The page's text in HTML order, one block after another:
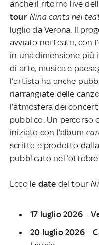
anche il ritorno live
tour Nina canta nei
luglio da Verona. Il
avviato nei teatri, con
in una dimensione più
di arte, musica e
l’artista ha anche
riarrangiate delle
l’atmosfera dei
pubblico. Un percorso
iniziato con l’album
scritto e prodotto
pubblicato nell’ottobre
Ecco le date del tour
17 luglio 2026–
20 luglio 2026–